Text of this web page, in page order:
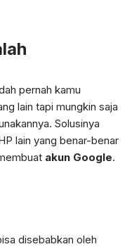
pernah kamu
lain tapi mungkin saja
Solusinya
lain yang benar-benar
akun Google.
disebabkan oleh